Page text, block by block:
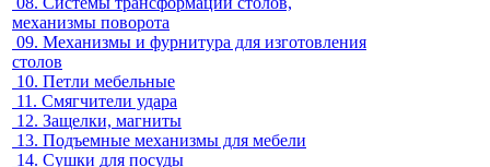
механизмы поворота
09. Механизмы и фурнитура для изготовления
столов
10. Петли мебельные
11. Смягчители удара
12. Защелки, магниты
13. Подъемные механизмы для мебели
14. Сушки для посуды